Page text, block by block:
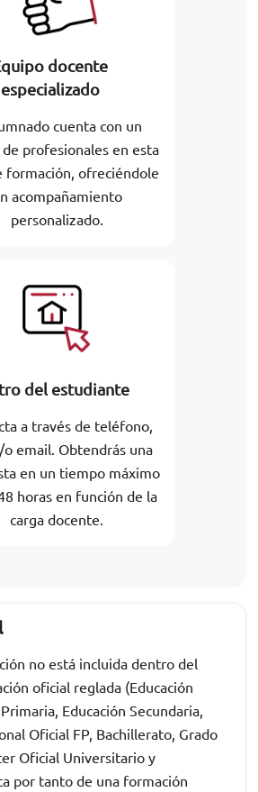
docente
especializado
cuenta con un
profesionales en esta
formación, ofreciéndole
acompañamiento
personalizado.
del estudiante
a través de teléfono,
o email. Obtendrás una
en un tiempo máximo
horas en función de la
carga docente.
no está incluida dentro del
oficial reglada (Educación
Educación Secundaria,
Oficial FP, Bachillerato, Grado
Oficial Universitario y
por tanto de una formación